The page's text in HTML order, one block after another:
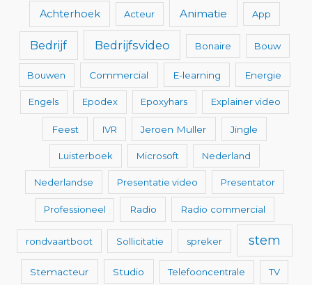
Achterhoek Acteur Animatie App
Bedrijf Bedrijfsvideo Bonaire Bouw
Bouwen Commercial E-learning Energie
Engels Epodex Epoxyhars Explainer video
Feest IVR Jeroen Muller Jingle
Luisterboek Microsoft Nederland
Nederlandse Presentatie video Presentator
Professioneel Radio Radio commercial
rondvaartboot Sollicitatie spreker stem
Stemacteur Studio Telefooncentrale TV